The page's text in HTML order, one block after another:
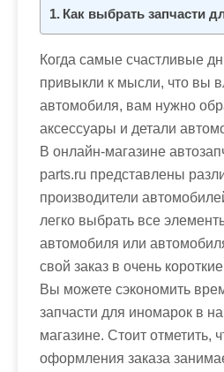
Как выбрать запчасти
Когда самые счастливые
привыкли к мысли, что вы
автомобиля, вам нужно
аксессуары и детали
В онлайн-магазине
parts.ru представлены
производители
легко выбрать все
автомобиля или
свой заказ в очень
Вы можете сэкономить
запчасти для иномарок в
магазине. Стоит отметить,
оформления заказа